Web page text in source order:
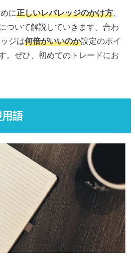
に正しいレバレッジのかけ方、
ついて解説していきます。合わ
ジは何倍がいいのか設定のポイ
。ぜひ、初めてのトレードにお
語